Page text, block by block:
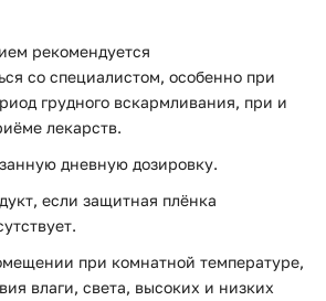
рекомендуется
со специалистом, особенно при
грудного вскармливания, при и
лекарств.
дневную дозировку.
если защитная плёнка
при комнатной температуре,
влаги, света, высоких и низких